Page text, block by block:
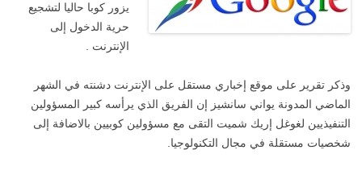
يزور كوبا حاليا لتشجيع
حرية الدخول إلى
الإنترنت .
وذكر تقرير على موقع إخباري مستقل على الإنترنت دشنته في الشهر
الماضي المدونة يواني سانشيز إن الفريق الذي يرأسه كبير المسؤولين
التنفيذيين لغوغل إريك شميت التقى مع مسؤولين كوبيين بالاضافة إلى
شخصيات مستقلة في مجال التكنولوجيا.